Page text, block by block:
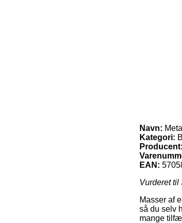
Navn:
Kategori:
Producent:
EAN:
Vurderet til
Masser af
så du selv
mange